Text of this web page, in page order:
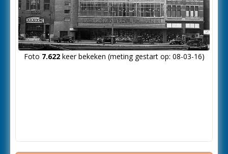
Foto 7.622keer bekeken (meting gestart op: 08-03-16)